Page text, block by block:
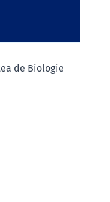
de Biologie